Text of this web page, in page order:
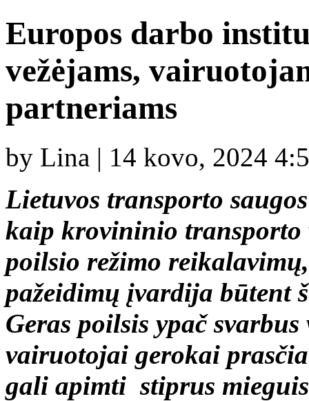
Europos darbo
vežėjams,
partneriams
by Lina | 14 kovo, 2024
Lietuvos transporto
kaip krovininio
poilsio režimo
pažeidimų įvardija būtent
Geras poilsis ypač
vairuotojai gerokai
gali apimti stiprus